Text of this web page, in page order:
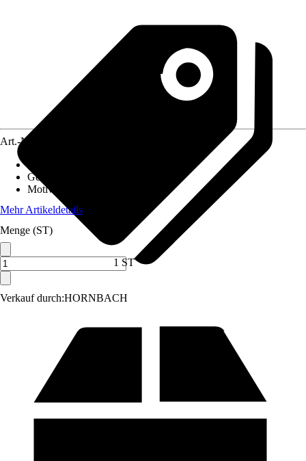
Verkauf durch:HORNBACH
Art.-Nr.
Gewicht
Motivkategorie
Mehr Artikeldetails
Menge (ST)
1 ST